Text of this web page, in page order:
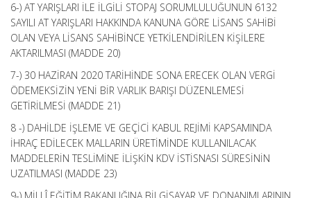
6-) AT YARIŞLARI İLE İLGİLİ STOPAJ SORUMLULUĞUNUN 6132
SAYILI AT YARIŞLARI HAKKINDA KANUNA GÖRE LİSANS SAHİBİ
OLAN VEYA LİSANS SAHİBİNCE YETKİLENDİRİLEN KİŞİLERE
AKTARILMASI (MADDE 20)
7-) 30 HAZİRAN 2020 TARİHİNDE SONA ERECEK OLAN VERGİ
ÖDEMEKSİZİN YENİ BİR VARLIK BARIŞI DÜZENLEMESİ
GETİRİLMESİ (MADDE 21)
8 -) DAHİLDE İŞLEME VE GEÇİCİ KABUL REJİMİ KAPSAMINDA
İHRAÇ EDİLECEK MALLARIN ÜRETİMİNDE KULLANILACAK
MADDELERİN TESLİMİNE İLİŞKİN KDV İSTİSNASI SÜRESİNİN
UZATILMASI (MADDE 23)